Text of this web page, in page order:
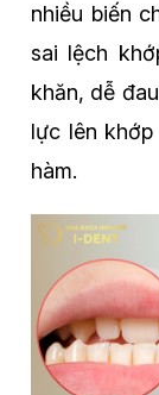
nhiều biến
sai lệch
khăn, dễ
lực lên
hàm.